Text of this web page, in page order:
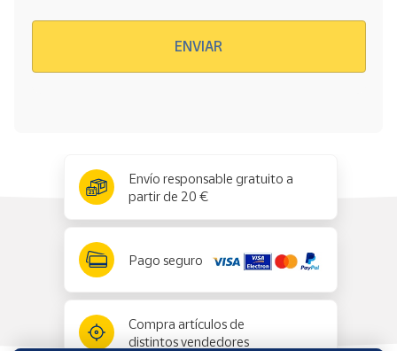
ENVIAR
Envío responsable gratuito a
partir de 20 €
Pago seguro
Compra artículos de
distintos vendedores